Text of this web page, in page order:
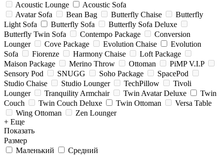
Acoustic Lounge
Acoustic Sofa
Avatar Sofa
Bean Bag Butterfly Chaise
Butterfly
Light Sofa
Butterfly Sofa
Butterfly Sofa Deluxe
Butterfly Twin Sofa
Contempo Package
Conversion
Lounger
Cove Package Evolution Chaise
Evolution
Sofa
Fiorenze Harmony Chaise
Loft Package
Maison Package
Merino Throw Ottoman
PiMP V.I.P
Sensory Pod
SNUGG Soho Package
SpacePod
Studio Chaise
Studio Lounger TechPillow
Tivoli
Lounger
Tranquility Armchair Twin Avatar Deluxe
Twin
Couch
Twin Couch Deluxe Twin Ottoman
Versa Table
Wing Ottoman
Zen Lounger
+ Еще
Показать
Размер
Маленький
Средний